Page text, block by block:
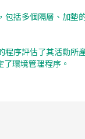
包括多個隔層、加
程序評估了其活動
環境管理程序。